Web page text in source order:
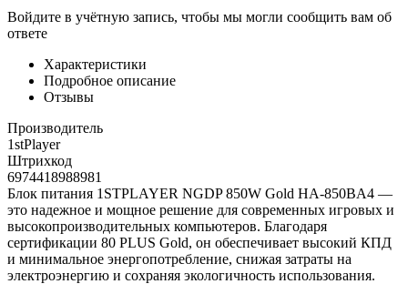
Войдите в учётную запись, чтобы мы могли сообщить вам об
ответе
Характеристики
Подробное описание
Отзывы
Производитель
1stPlayer
Штрихкод
6974418988981
Блок питания 1STPLAYER NGDP 850W Gold HA-850BA4 —
это надежное и мощное решение для современных игровых и
высокопроизводительных компьютеров. Благодаря
сертификации 80 PLUS Gold, он обеспечивает высокий КПД
и минимальное энергопотребление, снижая затраты на
электроэнергию и сохраняя экологичность использования.